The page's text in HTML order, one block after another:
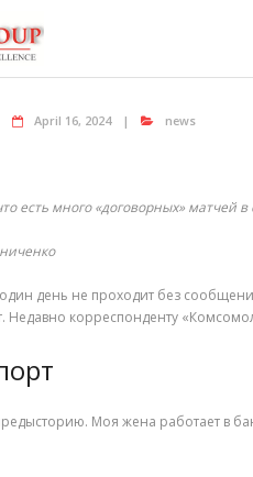
April 16, 2024 news
есть много «договорных» матчей в
день не проходит без
Недавно корреспонденту
Моя жена работает в